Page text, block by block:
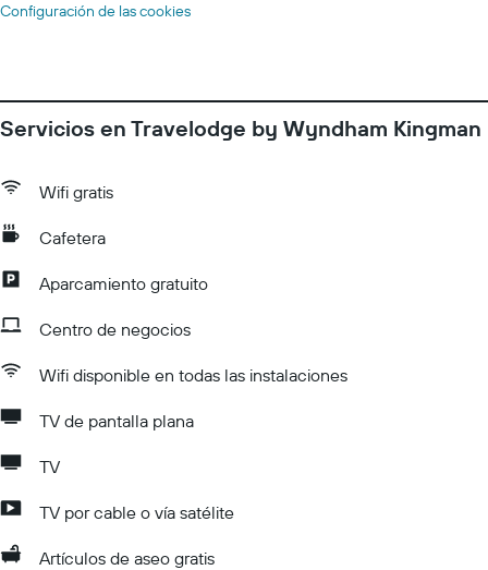
Configuración de las cookies
Servicios en Travelodge by Wyndham Kingman
Wifi gratis
Cafetera
Aparcamiento gratuito
Centro de negocios
Wifi disponible en todas las instalaciones
TV de pantalla plana
TV
TV por cable o vía satélite
Artículos de aseo gratis